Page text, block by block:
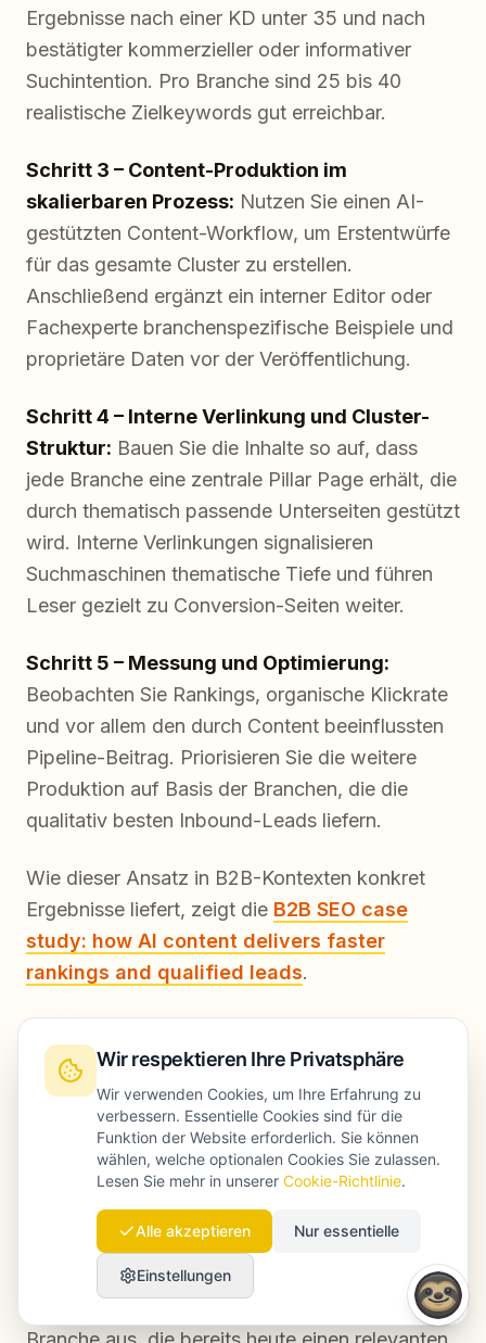
Ergebnisse nach einer KD unter 35 und nach
bestätigter kommerzieller oder informativer
Suchintention. Pro Branche sind 25 bis 40
realistische Zielkeywords gut erreichbar.
Schritt 3 – Content-Produktion im
skalierbaren Prozess: Nutzen Sie einen AI-
gestützten Content-Workflow, um Erstentwürfe
für das gesamte Cluster zu erstellen.
Anschließend ergänzt ein interner Editor oder
Fachexperte branchenspezifische Beispiele und
proprietäre Daten vor der Veröffentlichung.
Schritt 4 – Interne Verlinkung und Cluster-
Struktur: Bauen Sie die Inhalte so auf, dass
jede Branche eine zentrale Pillar Page erhält, die
durch thematisch passende Unterseiten gestützt
wird. Interne Verlinkungen signalisieren
Suchmaschinen thematische Tiefe und führen
Leser gezielt zu Conversion-Seiten weiter.
Schritt 5 – Messung und Optimierung:
Beobachten Sie Rankings, organische Klickrate
und vor allem den durch Content beeinflussten
Pipeline-Beitrag. Priorisieren Sie die weitere
Produktion auf Basis der Branchen, die die
qualitativ besten Inbound-Leads liefern.
Wie dieser Ansatz in B2B-Kontexten konkret
Ergebnisse liefert, zeigt die B2B SEO case
study: how AI content delivers faster
rankings and qualified leads.
berichten Unternehmen mit dokumentierter
Content-Strategie deutlich häufiger von einem
starken ROI im Content-Marketing. Diese
Dokumentation ist kein bürokratischer
Selbstzweck, sondern sorgt dafür, dass die
Produktion auch bei wachsendem Output an
den Geschäftszielen ausgerichtet bleibt.
Wir respektieren Ihre Privatsphäre
Wir verwenden Cookies, um Ihre Erfahrung zu
verbessern. Essentielle Cookies sind für die
Funktion der Website erforderlich. Sie können
wählen, welche optionalen Cookies Sie zulassen.
Lesen Sie mehr in unserer Cookie-Richtlinie.
Alle akzeptieren Nur essentielle
Einstellungen